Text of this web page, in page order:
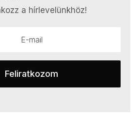
a hírlevelünkhöz!